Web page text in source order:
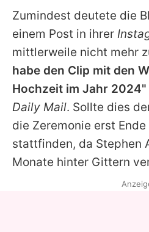
Zumindest deutete die
einem Post in ihrer
mittlerweile nicht mehr
habe den Clip mit den
Hochzeit im Jahr 2024"
Daily Mail. Sollte dies
die Zeremonie erst
stattfinden, da Stephen
Monate hinter Gittern